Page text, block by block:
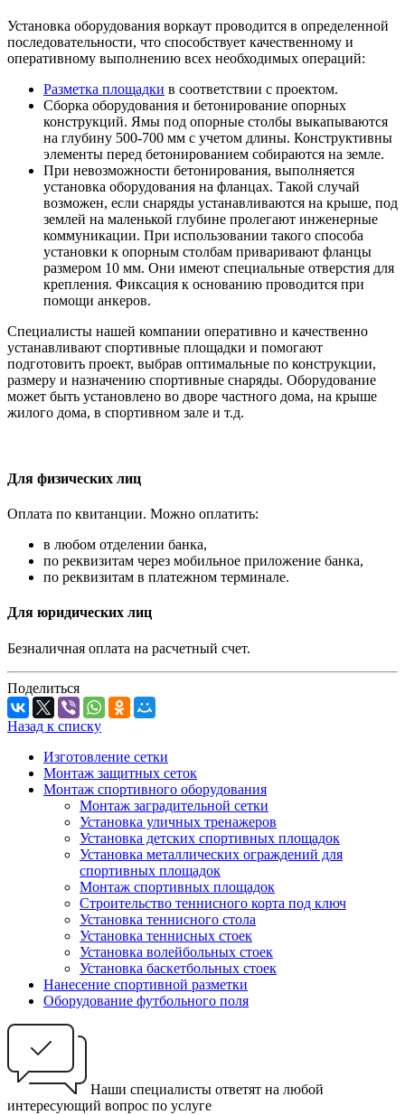
Установка оборудования воркаут проводится в определенной
последовательности, что способствует качественному и
оперативному выполнению всех необходимых операций:
Разметка площадки в соответствии с проектом.
Сборка оборудования и бетонирование опорных
конструкций. Ямы под опорные столбы выкапываются
на глубину 500-700 мм с учетом длины. Конструктивны
элементы перед бетонированием собираются на земле.
При невозможности бетонирования, выполняется
установка оборудования на фланцах. Такой случай
возможен, если снаряды устанавливаются на крыше, под
землей на маленькой глубине пролегают инженерные
коммуникации. При использовании такого способа
установки к опорным столбам приваривают фланцы
размером 10 мм. Они имеют специальные отверстия для
крепления. Фиксация к основанию проводится при
помощи анкеров.
Специалисты нашей компании оперативно и качественно
устанавливают спортивные площадки и помогают
подготовить проект, выбрав оптимальные по конструкции,
размеру и назначению спортивные снаряды. Оборудование
может быть установлено во дворе частного дома, на крыше
жилого дома, в спортивном зале и т.д.
Для физических лиц
Оплата по квитанции. Можно оплатить:
в любом отделении банка,
по реквизитам через мобильное приложение банка,
по реквизитам в платежном терминале.
Для юридических лиц
Безналичная оплата на расчетный счет.
Поделиться
Назад к списку
Изготовление сетки
Монтаж защитных сеток
Монтаж спортивного оборудования
Монтаж заградительной сетки
Установка уличных тренажеров
Установка детских спортивных площадок
Установка металлических ограждений для
спортивных площадок
Монтаж спортивных площадок
Строительство теннисного корта под ключ
Установка теннисного стола
Установка теннисных стоек
Установка волейбольных стоек
Установка баскетбольных стоек
Нанесение спортивной разметки
Оборудование футбольного поля
Наши специалисты ответят на любой
интересующий вопрос по услуге